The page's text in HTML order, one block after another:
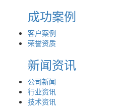
成功案例
客户案例
荣誉资质
新闻资讯
公司新闻
行业资讯
技术资讯